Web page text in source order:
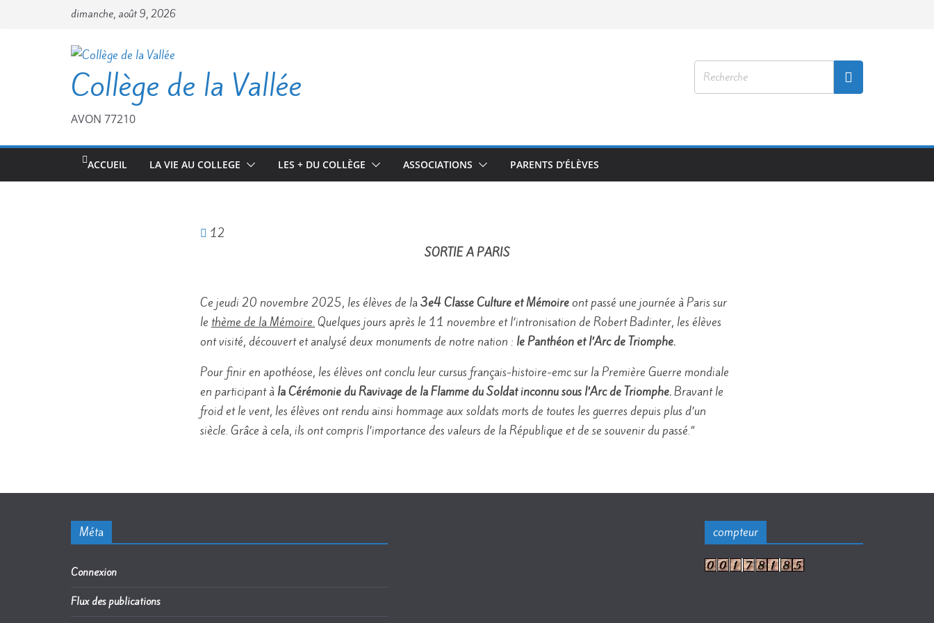
dimanche, août 9, 2026
Collège de la Vallée
AVON 77210
ACCUEIL LA VIE AU COLLEGE LES + DU COLLÈGE ASSOCIATIONS PARENTS D’ÉLÈVES
12
SORTIE A PARIS
Ce jeudi 20 novembre 2025, les élèves de la 3e4 Classe Culture et Mémoireont passé une journée à Paris sur
le thème de la Mémoire. Quelques jours après le 11 novembre et l’intronisation de Robert Badinter, les élèves
ont visité, découvert et analysé deux monuments de notre nation : le Panthéon et l’Arc de Triomphe.
Pour finir en apothéose, les élèves ont conclu leur cursus français-histoire-emc sur la Première Guerre mondiale
en participant à la Cérémonie du Ravivage de la Flamme du Soldat inconnu sous l’Arc de Triomphe.Bravant le
froid et le vent, les élèves ont rendu ainsi hommage aux soldats morts de toutes les guerres depuis plus d’un
siècle. Grâce à cela, ils ont compris l’importance des valeurs de la République et de se souvenir du passé.”
Méta
Connexion
Flux des publications
compteur